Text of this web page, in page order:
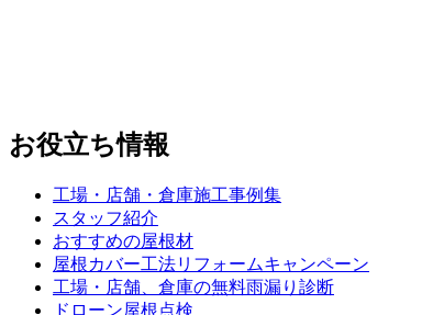
お役立ち情報
工場・店舗・倉庫施工事例集
スタッフ紹介
おすすめの屋根材
屋根カバー工法リフォームキャンペーン
工場・店舗、倉庫の無料雨漏り診断
ドローン屋根点検